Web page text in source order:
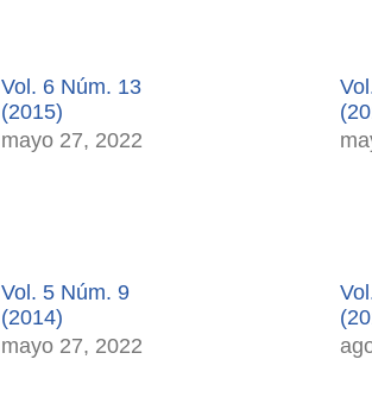
Vol. 6 Núm. 13
(2015)
mayo 27, 2022
Vol. 5 Núm. 9
(2014)
mayo 27, 2022